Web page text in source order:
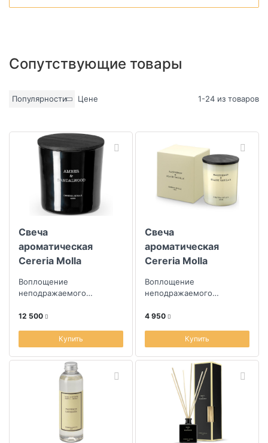
Сопутствующие товары
Популярности Цене 1-24 из товаров
Свеча
ароматическая
Cereria Molla
сандал
Воплощение
неподражаемого
из Испании
12 500
Купить
Свеча
ароматическая
Cereria Molla
черная ваниль
Воплощение
неподражаемого
из Испании
4 950
Купить